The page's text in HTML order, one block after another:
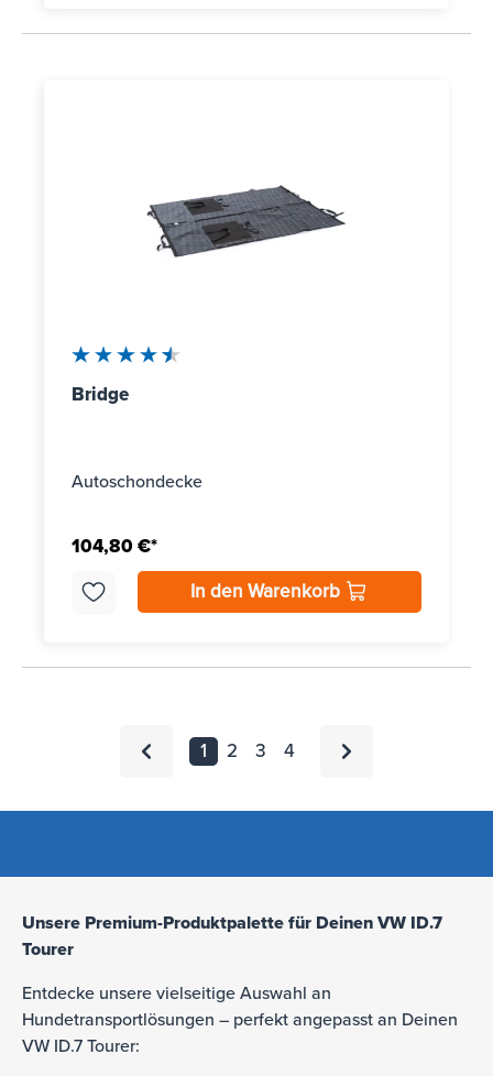
Durchschnittliche Bewertung von 4.5 von 5 Sternen
Bridge
Autoschondecke
104,80 €*
In den Warenkorb
1 2 3 4
Unsere Premium-Produktpalette für Deinen VW ID.7
Tourer
Entdecke unsere vielseitige Auswahl an
Hundetransportlösungen – perfekt angepasst an Deinen
VW ID.7 Tourer: